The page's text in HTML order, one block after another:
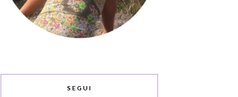
SEGUI